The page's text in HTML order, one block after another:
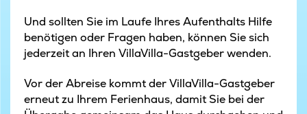
Und sollten Sie im Laufe Ihres Aufenthalts Hilfe
benötigen oder Fragen haben, können Sie sich
jederzeit an Ihren VillaVilla-Gastgeber wenden.
Vor der Abreise kommt der VillaVilla-Gastgeber
erneut zu Ihrem Ferienhaus, damit Sie bei der